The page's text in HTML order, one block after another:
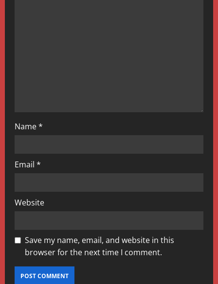
Name*
Email *
Website
Save my name, email, and website in this
browser for the next time I comment.